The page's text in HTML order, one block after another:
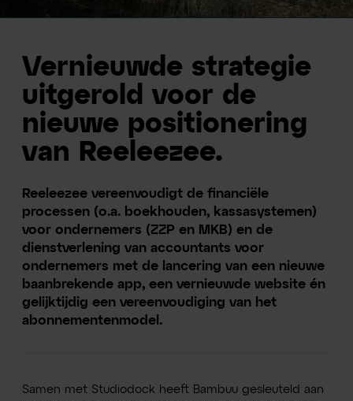
Vernieuwde strategie
uitgerold voor de
nieuwe positionering
van Reeleezee.
Reeleezee vereenvoudigt de financiële
processen (o.a. boekhouden, kassasystemen)
voor ondernemers (ZZP en MKB) en de
dienstverlening van accountants voor
ondernemers met de lancering van een nieuwe
baanbrekende app, een vernieuwde website én
gelijktijdig een vereenvoudiging van het
abonnementenmodel.
Samen met Studiodock heeft Bambuu gesleuteld aan